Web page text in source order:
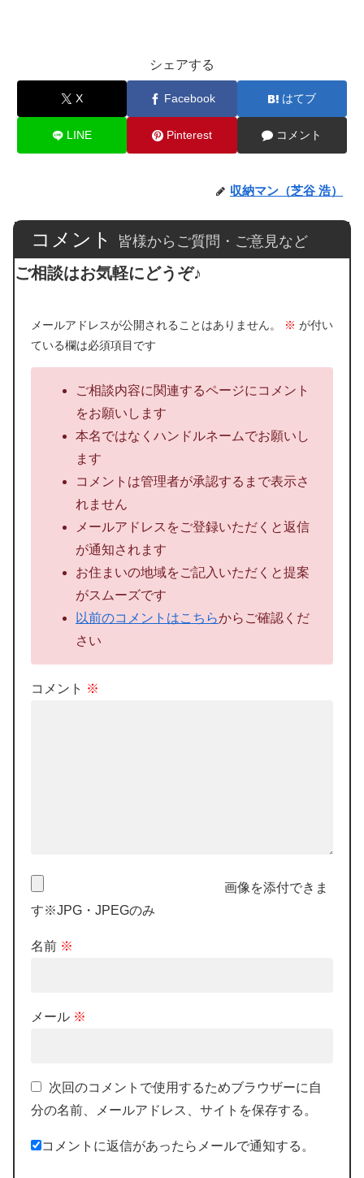
シェアする
X Facebook はてブ
LINE Pinterest コメント
収納マン（芝谷 浩）
コメント 皆様からご質問・ご意見など
ご相談はお気軽にどうぞ♪
メールアドレスが公開されることはありません。 ※ が付い
ている欄は必須項目です
ご相談内容に関連するページにコメント
をお願いします
本名ではなくハンドルネームでお願いし
ます
コメントは管理者が承認するまで表示さ
れません
メールアドレスをご登録いただくと返信
が通知されます
お住まいの地域をご記入いただくと提案
がスムーズです
以前のコメントはこちらからご確認くだ
さい
コメント ※
画像を添付できま
す※JPG・JPEGのみ
名前 ※
メール ※
次回のコメントで使用するためブラウザーに自
分の名前、メールアドレス、サイトを保存する。
コメントに返信があったらメールで通知する。